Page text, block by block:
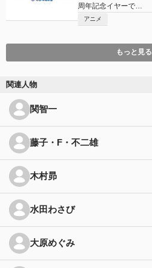
周年記念イヤーで…
アニメ
もっと見る
関連人物
関智一
藤子・F・不二雄
木村昴
水田わさび
大原めぐみ